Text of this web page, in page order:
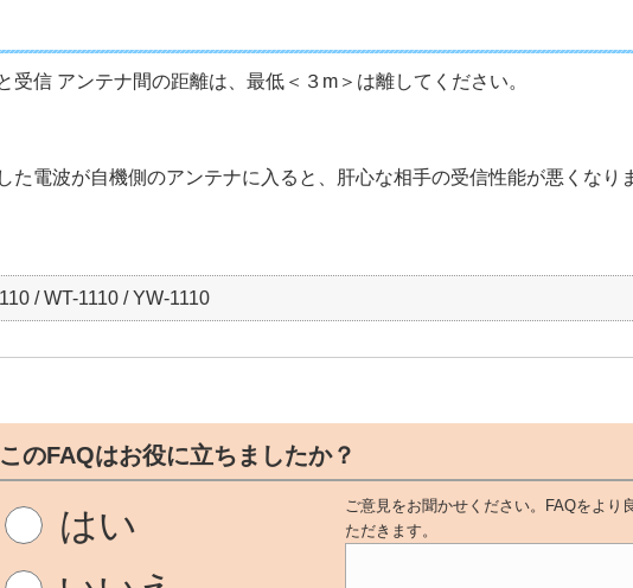
受信 アンテナ間の距離は、最低＜３m＞は離してください。
た電波が自機側のアンテナに入ると、肝心な相手の受信性能が悪くなり
/ WT-1110 / YW-1110
このFAQはお役に立ちましたか？
はい
ご意見をお聞かせください。FAQをより
ただきます。